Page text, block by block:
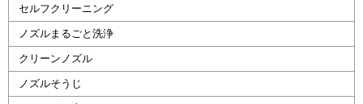
セルフクリーニング
ノズルまるごと洗浄
クリーンノズル
ノズルそうじ